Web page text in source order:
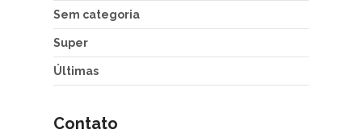
Sem categoria
Super
Últimas
Contato